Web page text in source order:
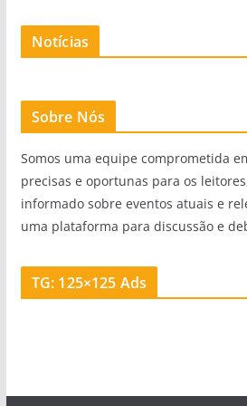
Notícias
Sobre Nós
Somos uma equipe comprometida
precisas e oportunas para os
informado sobre eventos atuais e
uma plataforma para discussão e
TG: 125×125 Ads